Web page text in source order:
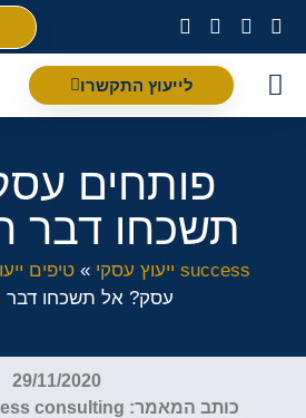
לייעוץ התקשרו
פותחים
תשכחו דבר
success ייעוץ עסקי »טיפים ייעוץ
עסק? אל תשכחו דבר
29/11/2020
כותב המאמר:Success business consulting